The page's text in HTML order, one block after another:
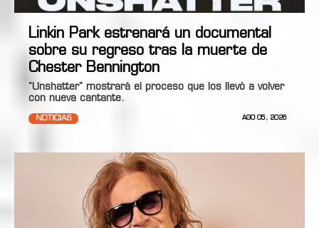
Linkin Park estrenará un documental
sobre su regreso tras la muerte de
Chester Bennington
"Unshatter" mostrará el proceso que los llevó a volver
con nueva cantante.
NOTICIAS AGO 05, 2026